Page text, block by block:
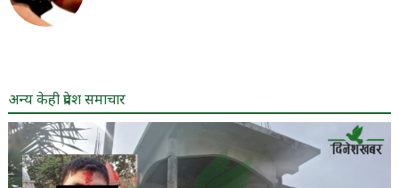
अन्य केही प्रदेश समाचार